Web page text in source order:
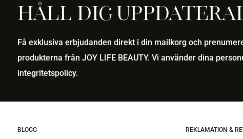
Håll dig
Få exklusiva erbjudanden direkt i din mailkorg och
produkterna från JOY LIFE BEAUTY. Vi använder dina
integritetspolicy.
BLOGG REKLAMATION &